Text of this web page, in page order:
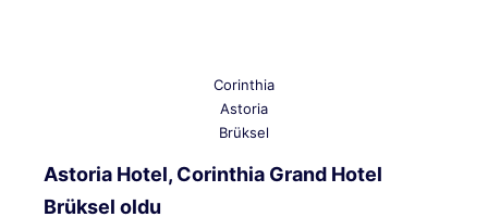
Corinthia
Astoria
Brüksel
Astoria Hotel, Corinthia Grand Hotel
Brüksel oldu